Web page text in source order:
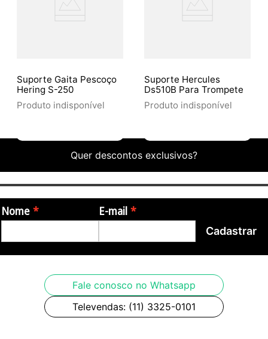
Suporte Gaita Pescoço
Hering S-250
Produto indisponível
Suporte Hercules
Ds510B Para Trompete
Produto indisponível
Quer descontos exclusivos?
Nome E-mail
Cadastrar
Fale conosco no Whatsapp
Televendas: (11) 3325-0101